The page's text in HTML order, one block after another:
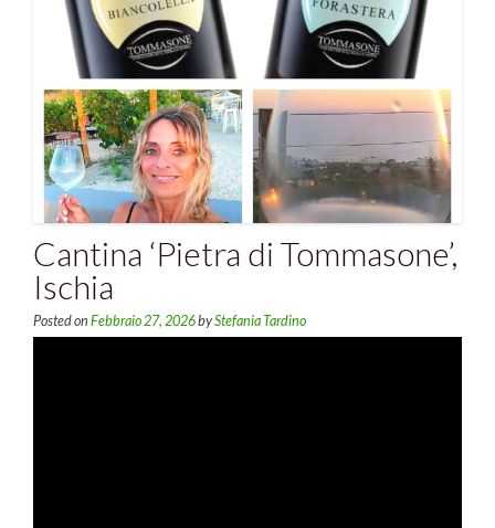
Cantina ‘Pietra di Tommasone’,
Ischia
Posted on Febbraio 27, 2026byStefania Tardino